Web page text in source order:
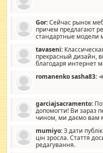
Gor:Сейчас рынок
причем предлагают
стандартные модели
стандартные формы, в
со вкусом все в порядке,
мебель, а это не последний
tavaseni:
прекрасный дизайн,
благодаря интернет
romanenko sasha83:
garciajsacramento:
допомогти! Ви зараз
чином, ми даємо вам
допомагати людям, які
заслуговує на другий шанс,
повинні приймати від інших.
mumiyo:З дати
цін зросла. Стаття
редагування.